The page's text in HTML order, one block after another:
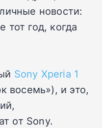
новости:
тот год, когда
Sony Xperia 1
восемь»), и это,
от Sony.